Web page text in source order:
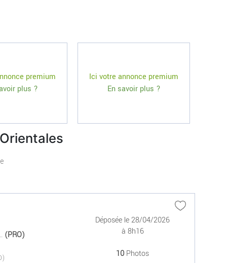
premium
plus ?
Ici votre annonce premium
En savoir plus ?
(PRO)
(0)
Déposée le 28/04/2026
à 8h16
10 Photos